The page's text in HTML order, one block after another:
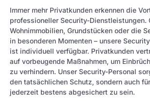
Immer mehr Privatkunden erkennen die
professioneller Security-Dienstleistungen.
Wohnimmobilien, Grundstücken oder die
in besonderen Momenten – unsere
ist individuell verfügbar. Privatkunden
auf vorbeugende Maßnahmen, um
zu verhindern. Unser Security-Personal
den tatsächlichen Schutz, sondern auch
jederzeit bestens abgesichert zu sein.